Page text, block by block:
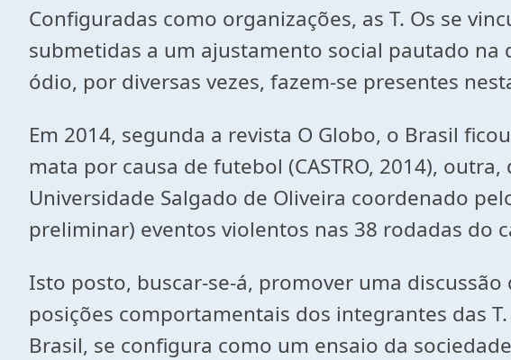
Configuradas como organizações, as T. Os se
submetidas a um ajustamento social pautado
ódio, por diversas vezes, fazem-se presentes
Em 2014, segunda a revista O Globo, o Brasil
mata por causa de futebol (CASTRO, 2014),
Universidade Salgado de Oliveira coordenado
preliminar) eventos violentos nas 38 rodadas
Isto posto, buscar-se-á, promover uma
posições comportamentais dos integrantes das
Brasil, se configura como um ensaio da